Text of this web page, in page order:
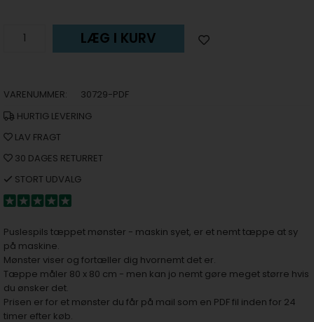
LÆG I KURV
VARENUMMER:
30729-PDF
HURTIG LEVERING
LAV FRAGT
30 DAGES RETURRET
STORT UDVALG
Puslespils tæppet mønster - maskin syet, er et nemt tæppe at sy
på maskine.
Mønster viser og fortæller dig hvornemt det er.
Tæppe måler 80 x 80 cm - men kan jo nemt gøre meget større hvis
du ønsker det.
Prisen er for et mønster du får på mail som en PDF fil inden for 24
timer efter køb.